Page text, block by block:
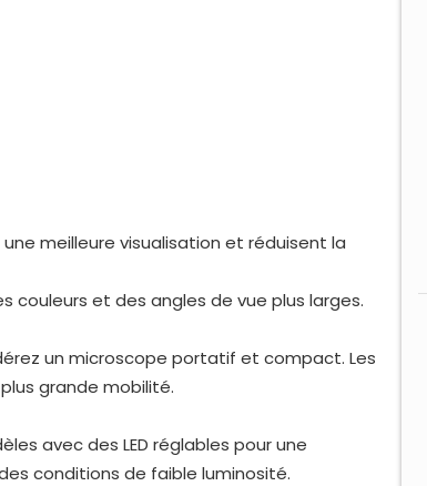
meilleure visualisation et réduisent la
couleurs et des angles de vue plus larges.
un microscope portatif et compact. Les
grande mobilité.
avec des LED réglables pour une
conditions de faible luminosité.